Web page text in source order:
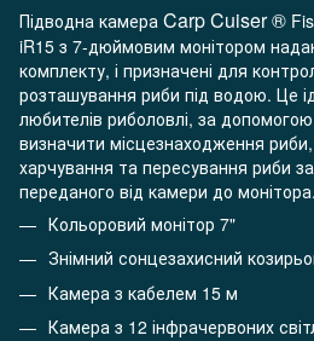
Підводна камера CarpCuiser®
iR15 з 7-дюймовим монітором
комплекту, і призначені для
розташування риби під водою. Це
любителів риболовлі, за
визначити місцезнаходження
харчування та пересування риби
переданого від камери до монітора.
Кольоровий монітор 7"
Знімний сонцезахисний
Камера з кабелем 15 м
Камера з 12 інфрачервоних